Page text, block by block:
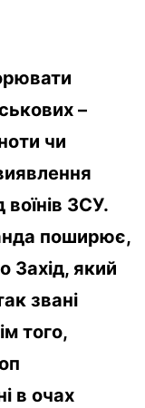
–
чи
ЗСУ.
поширює,
Захід, який
звані
того,
в очах